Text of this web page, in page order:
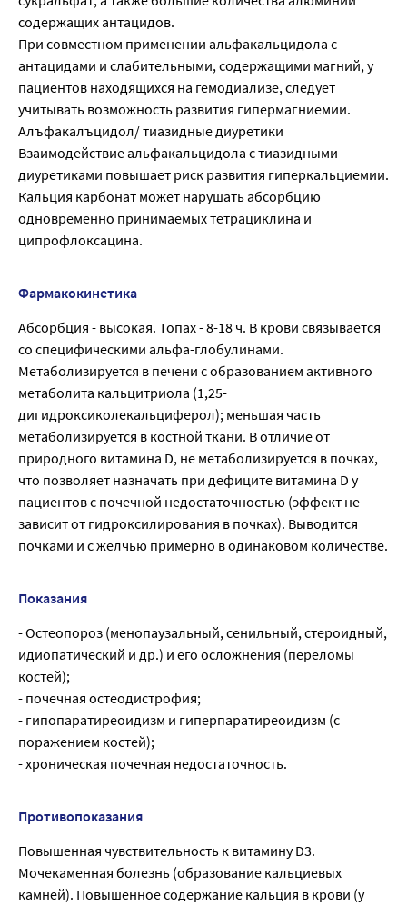
содержащих антацидов.
При совместном применении альфакальцидола с
антацидами и слабительными, содержащими магний, у
пациентов находящихся на гемодиализе, следует
учитывать возможность развития гипермагниемии.
Алъфакалъцидол/ тиазидные диуретики
Взаимодействие альфакальцидола с тиазидными
диуретиками повышает риск развития гиперкальциемии.
Кальция карбонат может нарушать абсорбцию
одновременно принимаемых тетрациклина и
ципрофлоксацина.
Фармакокинетика
Абсорбция - высокая. Топах - 8-18 ч. В крови связывается
со специфическими альфа-глобулинами.
Метаболизируется в печени с образованием активного
метаболита кальцитриола (1,25-
дигидроксиколекальциферол); меньшая часть
метаболизируется в костной ткани. В отличие от
природного витамина D, не метаболизируется в почках,
что позволяет назначать при дефиците витамина D у
пациентов с почечной недостаточностью (эффект не
зависит от гидроксилирования в почках). Выводится
почками и с желчью примерно в одинаковом количестве.
Показания
- Остеопороз (менопаузальный, сенильный, стероидный,
идиопатический и др.) и его осложнения (переломы
костей);
- почечная остеодистрофия;
- гипопаратиреоидизм и гиперпаратиреоидизм (с
поражением костей);
- хроническая почечная недостаточность.
Противопоказания
Повышенная чувствительность к витамину D3.
Мочекаменная болезнь (образование кальциевых
камней). Повышенное содержание кальция в крови (у